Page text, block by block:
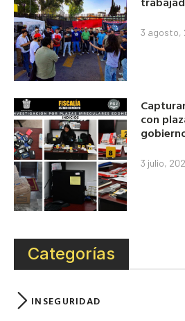
3 agosto,
con
3 julio,
Categorías
INSEGURIDAD